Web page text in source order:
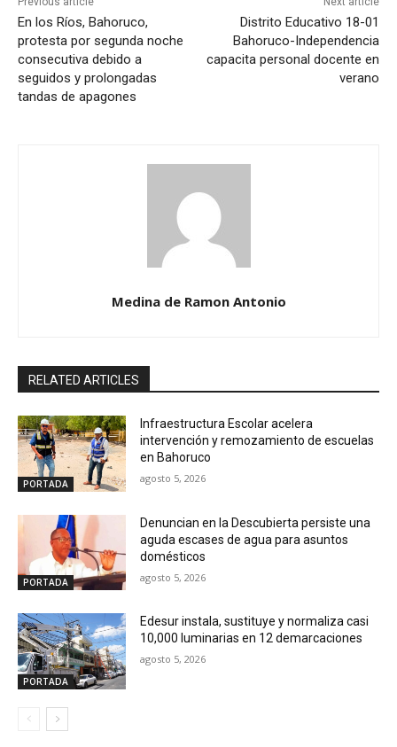
En los Ríos, Bahoruco,
protesta por segunda noche
consecutiva debido a
seguidos y prolongadas
tandas de apagones
Distrito Educativo 18-01
Bahoruco-Independencia
capacita personal docente en
verano
Medina de Ramon Antonio
RELATED ARTICLES
PORTADA
Infraestructura Escolar acelera
intervención y remozamiento de escuelas
en Bahoruco
agosto 5, 2026
PORTADA
Denuncian en la Descubierta persiste una
aguda escases de agua para asuntos
domésticos
agosto 5, 2026
PORTADA
Edesur instala, sustituye y normaliza casi
10,000 luminarias en 12 demarcaciones
agosto 5, 2026